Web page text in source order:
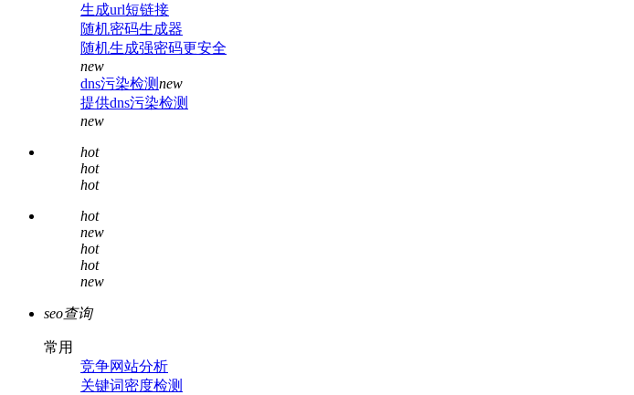
生成url短链接
随机密码生成器
随机生成强密码更安全
new
dns污染检测new
提供dns污染检测
new
hot
hot
hot
hot
new
hot
hot
new
seo查询
常用
竞争网站分析
关键词密度检测